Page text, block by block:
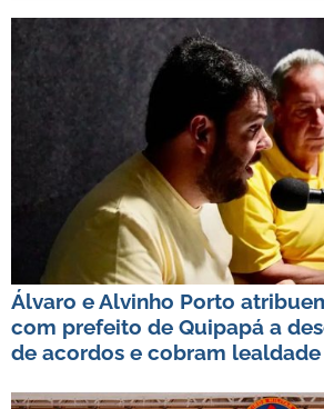
Álvaro e Alvinho Porto
com prefeito de Quipapá a
de acordos e cobram lealdade